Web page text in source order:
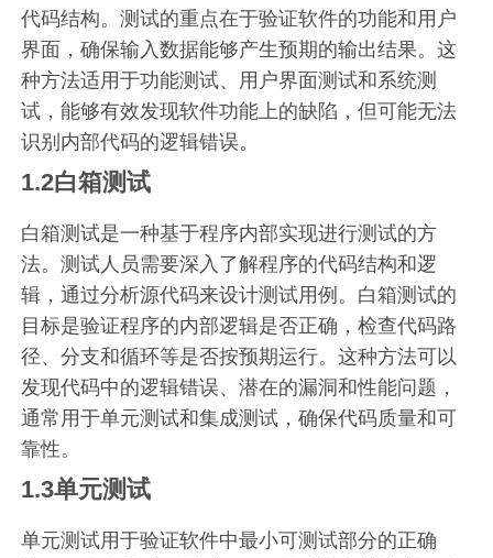
代码结构。测试的重点在于验证软件的功能和用户
界面，确保输入数据能够产生预期的输出结果。这
种方法适用于功能测试、用户界面测试和系统测
试，能够有效发现软件功能上的缺陷，但可能无法
识别内部代码的逻辑错误。
1.2白箱测试
白箱测试是一种基于程序内部实现进行测试的方
法。测试人员需要深入了解程序的代码结构和逻
辑，通过分析源代码来设计测试用例。白箱测试的
目标是验证程序的内部逻辑是否正确，检查代码路
径、分支和循环等是否按预期运行。这种方法可以
发现代码中的逻辑错误、潜在的漏洞和性能问题，
通常用于单元测试和集成测试，确保代码质量和可
靠性。
1.3单元测试
单元测试用于验证软件中最小可测试部分的正确